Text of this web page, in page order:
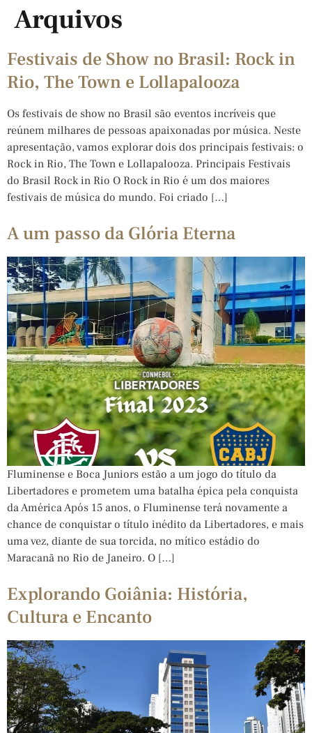
Arquivos
Festivais de Show no Brasil: Rock in
Rio, The Town e Lollapalooza
Os festivais de show no Brasil são eventos incríveis que
reúnem milhares de pessoas apaixonadas por música. Neste
apresentação, vamos explorar dois dos principais festivais: o
Rock in Rio, The Town e Lollapalooza. Principais Festivais
do Brasil Rock in Rio O Rock in Rio é um dos maiores
festivais de música do mundo. Foi criado […]
A um passo da Glória Eterna
Fluminense e Boca Juniors estão a um jogo do título da
Libertadores e prometem uma batalha épica pela conquista
da América Após 15 anos, o Fluminense terá novamente a
chance de conquistar o título inédito da Libertadores, e mais
uma vez, diante de sua torcida, no mítico estádio do
Maracanã no Rio de Janeiro. O […]
Explorando Goiânia: História,
Cultura e Encanto